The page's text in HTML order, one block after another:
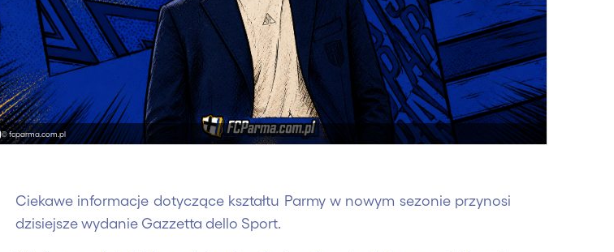
© fcparma.com.pl
Ciekawe informacje dotyczące kształtu Parmy w nowym sezonie przynosi
dzisiejsze wydanie Gazzetta dello Sport.